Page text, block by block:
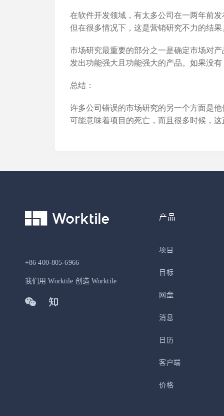
在软件开发领域，有太多公司在一两年前
但在很多情况下，这是营销研究不力的结果
市场研究最重要的部分之一是确定市场对
发出功能强大且功能强大的产品。如果没
总结：
许多公司错误的市场研究的另一个方面是
可能意味着项目的死亡，而且很多时候，
+86 400-805-6966
我们用 Worktile 创造 Worktile
产品
项目
目标
网盘
消息
日历
客户端
价格